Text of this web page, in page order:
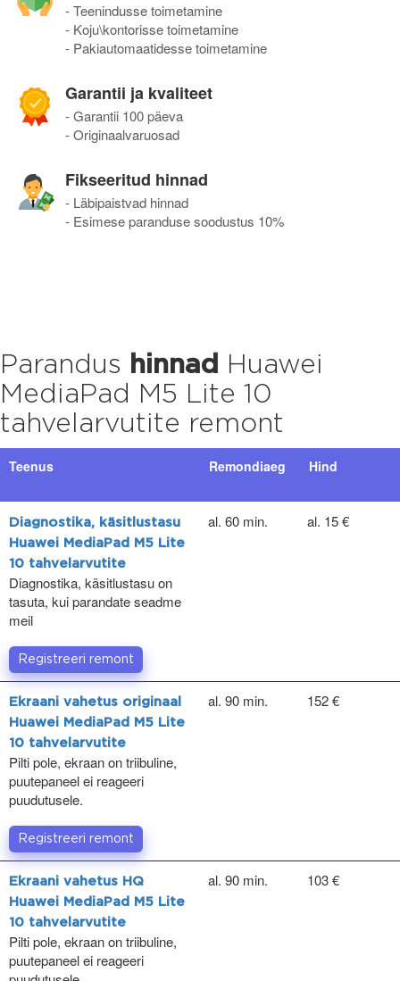
- Teenindusse toimetamine
- Koju\kontorisse toimetamine
- Pakiautomaatidesse toimetamine
Garantii ja kvaliteet
- Garantii 100 päeva
- Originaalvaruosad
Fikseeritud hinnad
- Läbipaistvad hinnad
- Esimese paranduse soodustus 10%
Parandus hinnad
Huawei
MediaPad M5 Lite 10
tahvelarvutite remont
Teenus Remondiaeg Hind
Diagnostika, käsitlustasu
Huawei MediaPad M5 Lite
10 tahvelarvutite
Diagnostika, käsitlustasu on
tasuta, kui parandate seadme
meil
al. 60 min. al. 15 €
Registreeri remont
Ekraani vahetus originaal
Huawei MediaPad M5 Lite
10 tahvelarvutite
Pilti pole, ekraan on triibuline,
puutepaneel ei reageeri
puudutusele.
al. 90 min. 152 €
Registreeri remont
Ekraani vahetus HQ
Huawei MediaPad M5 Lite
10 tahvelarvutite
Pilti pole, ekraan on triibuline,
puutepaneel ei reageeri
al. 90 min. 103 €